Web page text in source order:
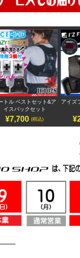
ベストセット&ア
パックセット
(税込)
アイズフロ
ェ